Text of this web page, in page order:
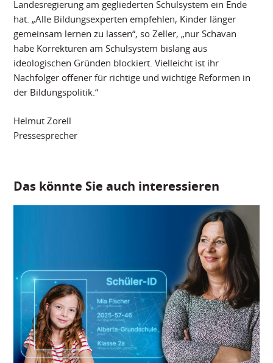
Landesregierung am gegliederten Schulsystem ein Ende
hat. „Alle Bildungsexperten empfehlen, Kinder länger
gemeinsam lernen zu lassen“, so Zeller, „nur Schavan
habe Korrekturen am Schulsystem bislang aus
ideologischen Gründen blockiert. Vielleicht ist ihr
Nachfolger offener für richtige und wichtige Reformen in
der Bildungspolitik.“
Helmut Zorell
Pressesprecher
Das könnte Sie auch interessieren